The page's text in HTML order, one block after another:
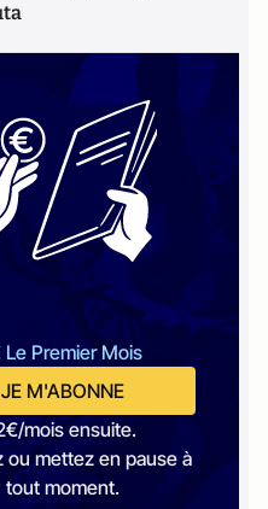
Le Premier Mois
JE M'ABONNE
mois ensuite.
ou mettez en pause à
tout moment.